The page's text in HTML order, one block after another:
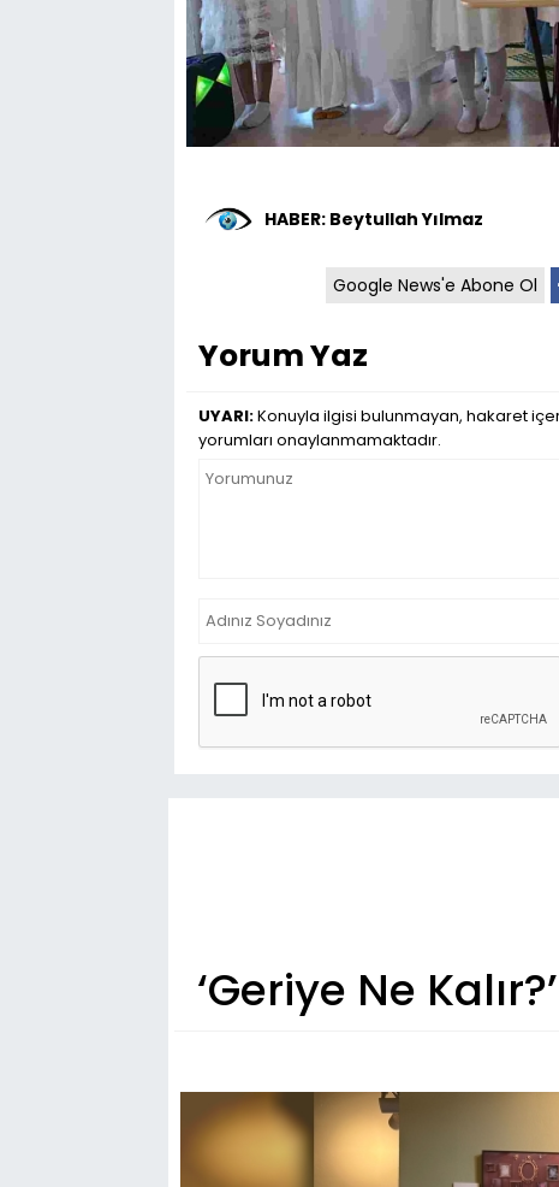
HABER: Beytullah Yılmaz
Google News'e Abone Ol
Yorum Yaz
UYARI:Konuyla ilgisi bulunmayan, hakaret
yorumları onaylanmamaktadır.
‘Geriye Ne